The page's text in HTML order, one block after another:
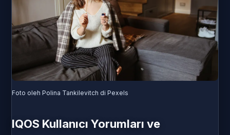
Foto oleh Polina Tankilevitch di Pexels
IQOS Kullanıcı Yorumları ve